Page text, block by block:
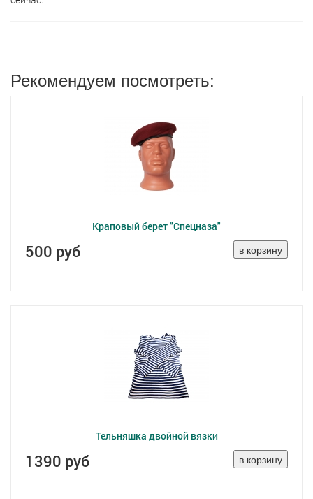
Рекомендуем посмотреть:
Краповый берет "Спецназа"
500 руб
Тельняшка двойной вязки
1390 руб